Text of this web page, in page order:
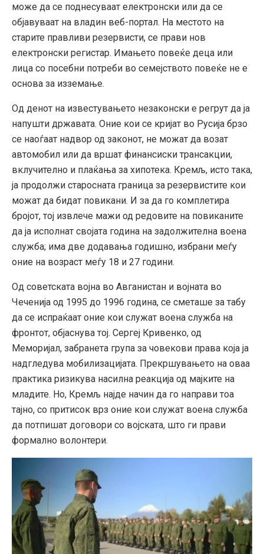
може да се поднесуваат електронски или да се
објавуваат на владин веб-портал. На местото на
старите правливи резервисти, се прави нов
електронски регистар. Имањето повеќе деца или
лица со посебни потреби во семејството повеќе не е
основа за изземање.
Од денот на известувањето незаконски е регрут да ја
напушти државата. Оние кои се кријат во Русија брзо
се наоѓаат надвор од законот, не можат да возат
автомобил или да вршат финансиски трансакции,
вклучително и плаќања за хипотека. Кремљ, исто така,
ја продолжи старосната граница за резервистите кои
можат да бидат повикани. И за да го комплетира
бројот, тој извлече мажи од редовите на повиканите
да ја исполнат својата година на задолжителна воена
служба; има две додавања годишно, избрани меѓу
оние на возраст меѓу 18 и 27 години.
Од советската војна во Авганистан и војната во
Чеченија од 1995 до 1996 година, се сметаше за табу
да се испраќаат оние кои служат воена служба на
фронтот, објаснува тој. Сергеј Кривенко, од
Меморијал, забранета група за човекови права која ја
надгледува мобилизацијата. Прекршувањето на оваа
практика ризикува насилна реакција од мајките на
младите. Но, Кремљ најде начин да го направи тоа
тајно, со притисок врз оние кои служат воена служба
да потпишат договори со војската, што ги прави
формално волонтери.